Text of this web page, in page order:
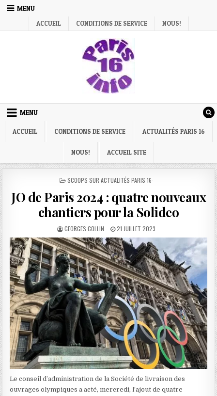
Skip
MENU
ACCUEIL
CONDITIONS DE SERVICE NOUS!
MENU
ACCUEIL CONDITIONS DE SERVICE ACTUALITÉS PARIS 16
NOUS! ACCUEIL SITE
POSTED
SCOOPS SUR ACTUALITÉS PARIS 16:
JO de Paris 2024 : quatre nouveaux
chantiers pour la Solideo
AUTHOR:
GEORGES COLLIN
PUBLISHED
DATE:
21 JUILLET 2023
Le conseil d’administration de la Société de livraison des
ouvrages olympiques a acté, mercredi, l’ajout de quatre